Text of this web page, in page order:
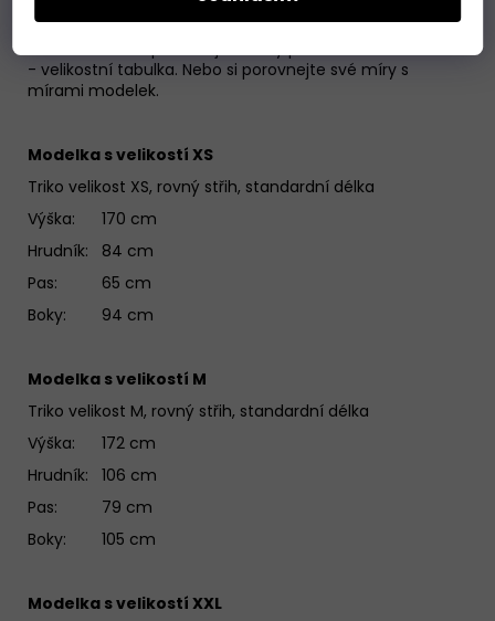
Váháte jakou velikost si objednat? Poměřte si svoje
- velikostní tabulka. Nebo si porovnejte své míry s
mírami modelek.
Modelka s velikostí XS
Triko velikost XS, rovný střih, standardní délka
Výška: 170 cm
Hrudník: 84 cm
Pas: 65 cm
Boky: 94 cm
Modelka s velikostí M
Triko velikost M, rovný střih, standardní délka
Výška: 172 cm
Hrudník: 106 cm
Pas: 79 cm
Boky: 105 cm
Modelka s velikostí XXL